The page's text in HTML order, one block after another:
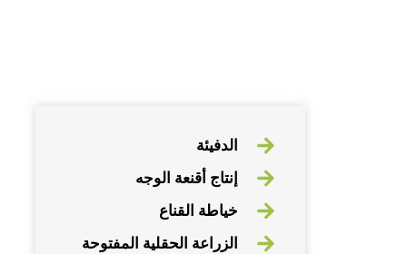
الدفيئة
إنتاج أقنعة الوجه
خياطة القناع
الزراعة الحقلية المفتوحة